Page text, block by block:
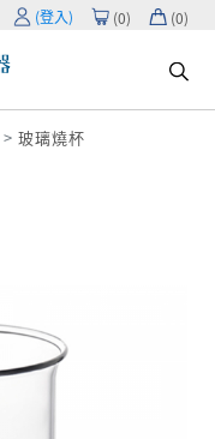
(登入) (0) (0)
玻璃燒杯